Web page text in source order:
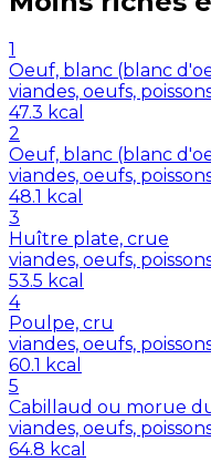
1
Oeuf, blanc (blanc
viandes, oeufs,
47.3 kcal
2
Oeuf, blanc (blanc
viandes, oeufs,
48.1 kcal
3
Huître plate, crue
viandes, oeufs,
53.5 kcal
4
Poulpe, cru
viandes, oeufs,
60.1 kcal
5
Cabillaud ou morue
viandes, oeufs,
64.8 kcal